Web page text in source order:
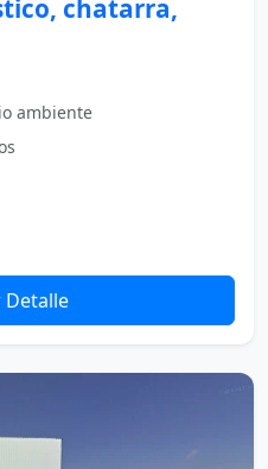
chatarra,
ambiente
Detalle